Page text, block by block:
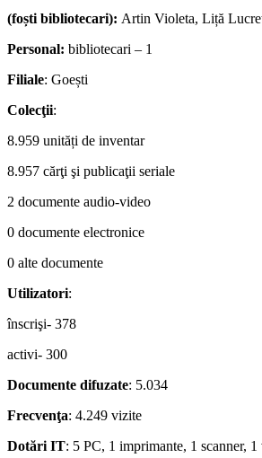
(foști bibliotecari): Artin Violeta, Liță
Personal: bibliotecari – 1
Filiale: Goești
Colecţii:
8.959 unități de inventar
8.957 cărţi şi publicaţii seriale
2 documente audio-video
0 documente electronice
0 alte documente
Utilizatori:
înscrişi- 378
activi- 300
Documente difuzate: 5.034
Frecvenţa: 4.249 vizite
Dotări IT: 5 PC, 1 imprimante, 1 scanner,